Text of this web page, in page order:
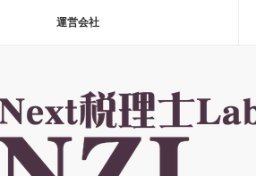
運営会社